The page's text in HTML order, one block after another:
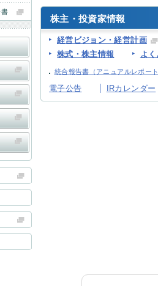
株主・投資家情報
経営ビジョン・経営計画
株式・株主情報
よ
統合報告書（アニュアルレポー
電子公告 IRカレンダー
書